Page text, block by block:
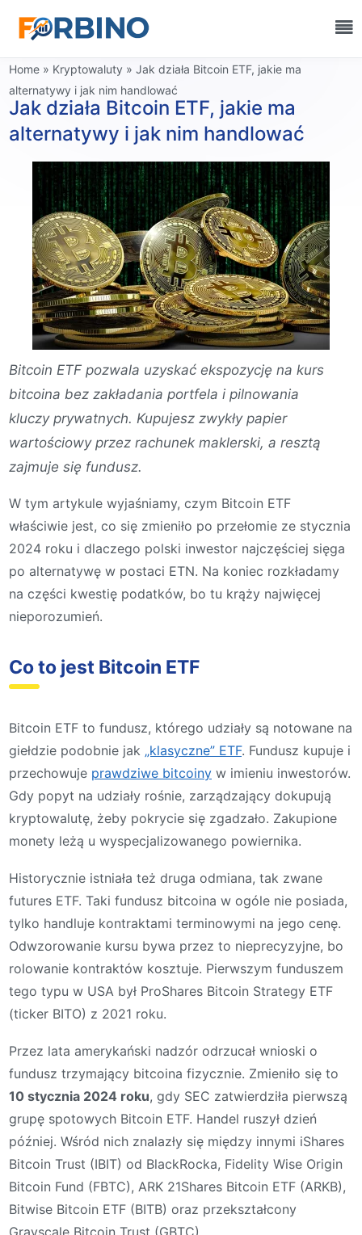
Home » Kryptowaluty » Jak działa Bitcoin ETF, jakie ma
alternatywy i jak nim handlować
Jak działa Bitcoin ETF, jakie ma
alternatywy i jak nim handlować
Bitcoin ETF pozwala uzyskać ekspozycję na kurs
bitcoina bez zakładania portfela i pilnowania
kluczy prywatnych. Kupujesz zwykły papier
wartościowy przez rachunek maklerski, a resztą
zajmuje się fundusz.
W tym artykule wyjaśniamy, czym Bitcoin ETF
właściwie jest, co się zmieniło po przełomie ze stycznia
2024 roku i dlaczego polski inwestor najczęściej sięga
po alternatywę w postaci ETN. Na koniec rozkładamy
na części kwestię podatków, bo tu krąży najwięcej
nieporozumień.
Co to jest Bitcoin ETF
Bitcoin ETF to fundusz, którego udziały są notowane na
giełdzie podobnie jak „klasyczne” ETF. Fundusz kupuje i
przechowuje prawdziwe bitcoiny w imieniu inwestorów.
Gdy popyt na udziały rośnie, zarządzający dokupują
kryptowalutę, żeby pokrycie się zgadzało. Zakupione
monety leżą u wyspecjalizowanego powiernika.
Historycznie istniała też druga odmiana, tak zwane
futures ETF. Taki fundusz bitcoina w ogóle nie posiada,
tylko handluje kontraktami terminowymi na jego cenę.
Odwzorowanie kursu bywa przez to nieprecyzyjne, bo
rolowanie kontraktów kosztuje. Pierwszym funduszem
tego typu w USA był ProShares Bitcoin Strategy ETF
(ticker BITO) z 2021 roku.
Przez lata amerykański nadzór odrzucał wnioski o
fundusz trzymający bitcoina fizycznie. Zmieniło się to
10 stycznia 2024 roku, gdy SEC zatwierdziła pierwszą
grupę spotowych Bitcoin ETF. Handel ruszył dzień
później. Wśród nich znalazły się między innymi iShares
Bitcoin Trust (IBIT) od BlackRocka, Fidelity Wise Origin
Bitcoin Fund (FBTC), ARK 21Shares Bitcoin ETF (ARKB),
Bitwise Bitcoin ETF (BITB) oraz przekształcony
Grayscale Bitcoin Trust (GBTC).